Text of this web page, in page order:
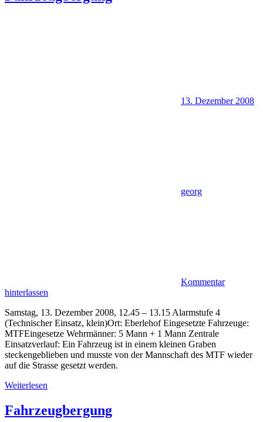
13. Dezember 2008
georg
Kommentar
hinterlassen
Samstag, 13. Dezember 2008, 12.45 – 13.15 Alarmstufe 4
(Technischer Einsatz, klein)Ort: Eberlehof Eingesetzte Fahrzeuge:
MTFEingesetze Wehrmänner: 5 Mann + 1 Mann Zentrale
Einsatzverlauf: Ein Fahrzeug ist in einem kleinen Graben
steckengeblieben und musste von der Mannschaft des MTF wieder
auf die Strasse gesetzt werden.
Weiterlesen
Fahrzeugbergung